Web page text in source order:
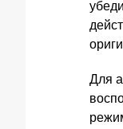
Для